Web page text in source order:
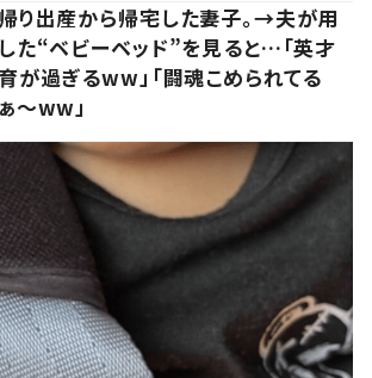
り出産から帰宅した妻子。→夫が用
た“ベビーベッド”を見ると…「英才
が過ぎるww」「闘魂こめられてる
～ww」